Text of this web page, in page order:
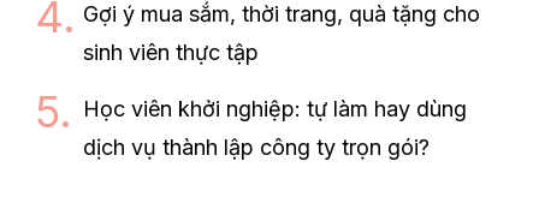
Gợi ý mua sắm, thời trang, quà tặng cho
sinh viên thực tập
Học viên khởi nghiệp: tự làm hay dùng
dịch vụ thành lập công ty trọn gói?